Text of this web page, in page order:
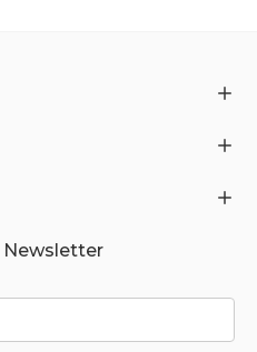
Newsletter